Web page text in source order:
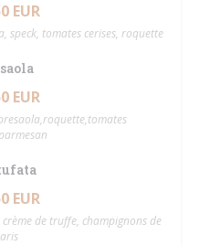
EUR
speck, tomates cerises, roquette
EUR
EUR
de truffe, champignons de